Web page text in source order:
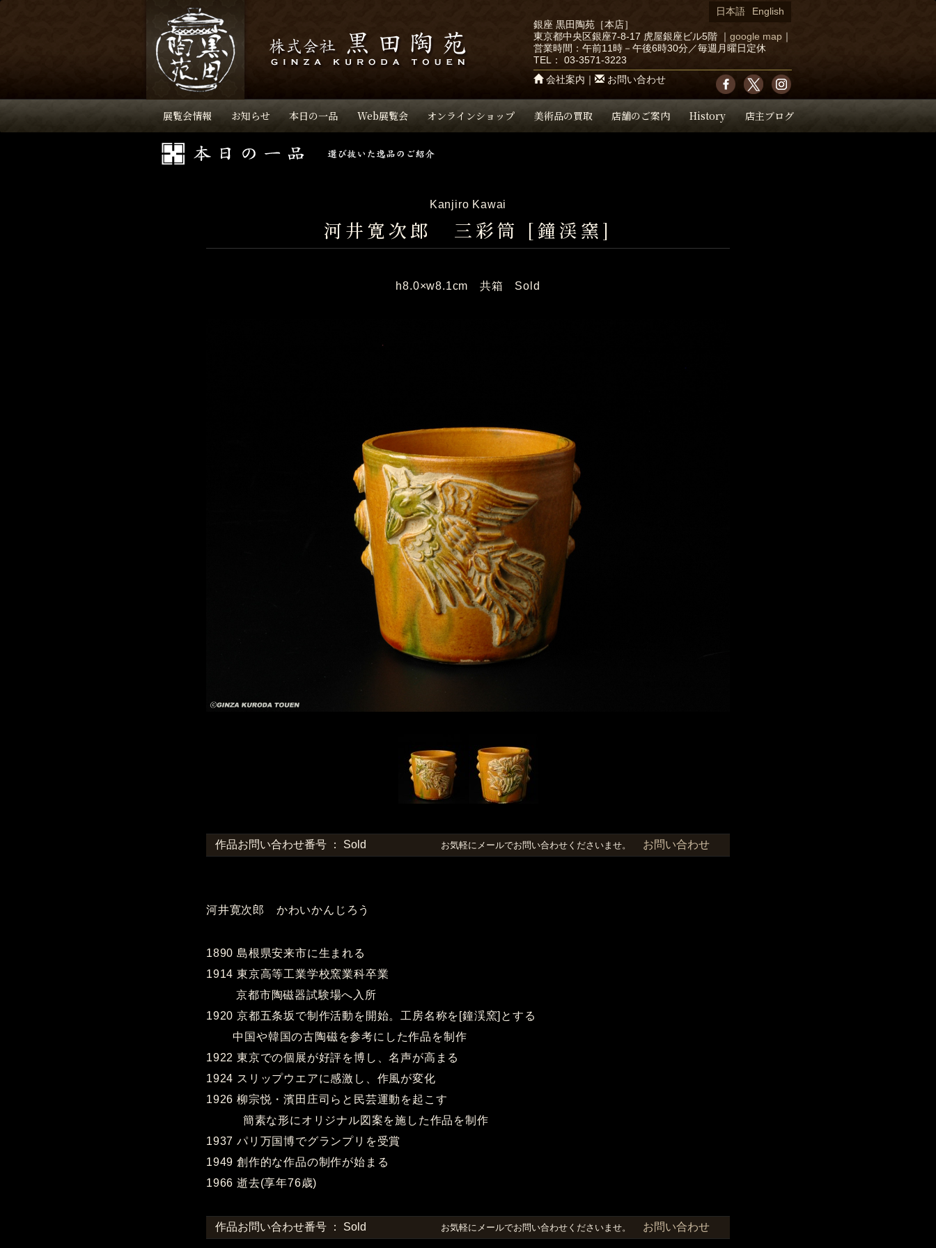
展覧会情報 お知らせ 本日の一品 Web展覧会 オンラインショップ 美術品の買取 店舗のご案内 History 店主ブログ
銀座 黒田陶苑［本店］
東京都中央区銀座7-8-17 虎屋銀座ビル5階
google map
営業時間：午前11時－午後6時30分／毎週月曜日定休
TEL： 03-3571-3223
会社案内
お問い合わせ
日本語 English
Kanjiro Kawai
河井寛次郎 三彩筒 [鐘渓窯]
h8.0×w8.1cm 共箱 Sold
作品お問い合わせ番号 ： Sold お気軽にメールでお問い合わせくださいませ。 お問い合わせ
河井寛次郎 かわいかんじろう
1890 島根県安来市に生まれる
1914 東京高等工業学校窯業科卒業
京都市陶磁器試験場へ入所
1920 京都五条坂で制作活動を開始。工房名称を[鐘渓窯]とする
中国や韓国の古陶磁を参考にした作品を制作
1922 東京での個展が好評を博し、名声が高まる
1924 スリップウエアに感激し、作風が変化
1926 柳宗悦・濱田庄司らと民芸運動を起こす
簡素な形にオリジナル図案を施した作品を制作
1937 パリ万国博でグランプリを受賞
1949 創作的な作品の制作が始まる
1966 逝去(享年76歳)
作品お問い合わせ番号 ： Sold お気軽にメールでお問い合わせくださいませ。 お問い合わせ